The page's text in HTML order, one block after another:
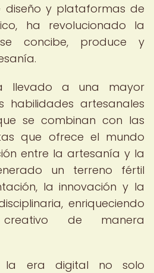
y plataformas de
ha revolucionado la
concibe, produce y
llevado a una mayor
habilidades artesanales
se combinan con las
que ofrece el mundo
entre la artesanía y la
un terreno fértil
la innovación y la
enriqueciendo
de manera
la era digital no solo